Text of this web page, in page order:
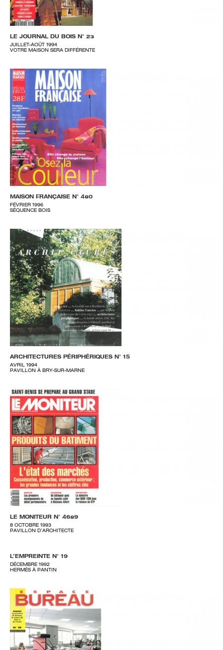
LE JOURNAL DU BOIS N° 23
JUILLET-AOÛT 1994
VOTRE MAISON SERA DIFFÉRENTE
MAISON FRANÇAISE N° 480
FÉVRIER 1996
SÉQUENCE BOIS
ARCHITECTURES PÉRIPHÉRIQUES N° 15
AVRIL 1994
PAVILLON À BRY-SUR-MARNE
LE MONITEUR N° 4689
8 OCTOBRE 1993
PAVILLON D’ARCHITECTE
L’EMPREINTE N° 19
DÉCEMBRE 1992
HERMÈS À PANTIN